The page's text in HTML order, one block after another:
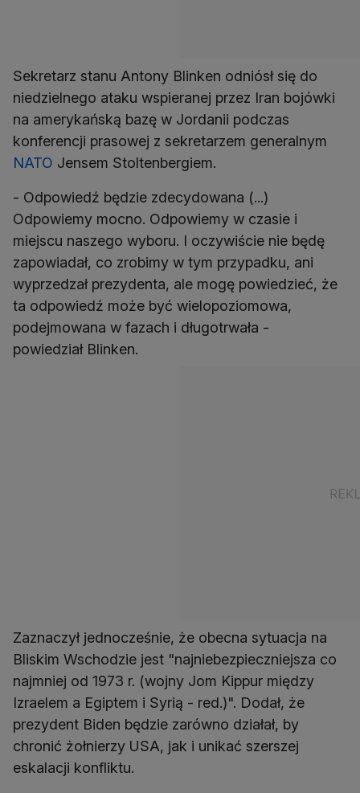
Sekretarz stanu Antony Blinken odniósł się do
niedzielnego ataku wspieranej przez Iran bojówki
na amerykańską bazę w Jordanii podczas
konferencji prasowej z sekretarzem generalnym
NATO Jensem Stoltenbergiem.
- Odpowiedź będzie zdecydowana (...)
Odpowiemy mocno. Odpowiemy w czasie i
miejscu naszego wyboru. I oczywiście nie będę
zapowiadał, co zrobimy w tym przypadku, ani
wyprzedzał prezydenta, ale mogę powiedzieć, że
ta odpowiedź może być wielopoziomowa,
podejmowana w fazach i długotrwała -
powiedział Blinken.
Zaznaczył jednocześnie, że obecna sytuacja na
Bliskim Wschodzie jest "najniebezpieczniejsza co
najmniej od 1973 r. (wojny Jom Kippur między
Izraelem a Egiptem i Syrią - red.)". Dodał, że
prezydent Biden będzie zarówno działał, by
chronić żołnierzy USA, jak i unikać szerszej
eskalacji konfliktu.